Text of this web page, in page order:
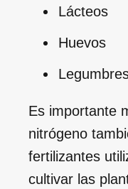
Lácteos
Huevos
Es importante
nitrógeno
fertilizantes
cultivar las